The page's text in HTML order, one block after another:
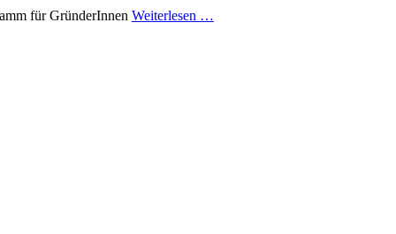
für GründerInnen Weiterlesen …